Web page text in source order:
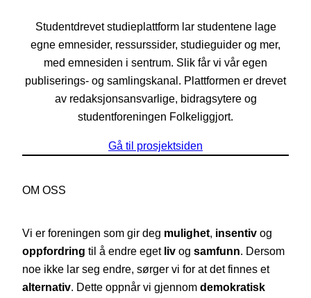
Studentdrevet studieplattform lar studentene lage
egne emnesider, ressurssider, studieguider og mer,
med emnesiden i sentrum. Slik får vi vår egen
publiserings- og samlingskanal. Plattformen er drevet
av redaksjonsansvarlige, bidragsytere og
studentforeningen Folkeliggjort.
Gå til prosjektsiden
OM OSS
Vi er foreningen som gir deg mulighet, insentiv og
oppfordring til å endre eget liv og samfunn. Dersom
noe ikke lar seg endre, sørger vi for at det finnes et
alternativ. Dette oppnår vi gjennom demokratisk